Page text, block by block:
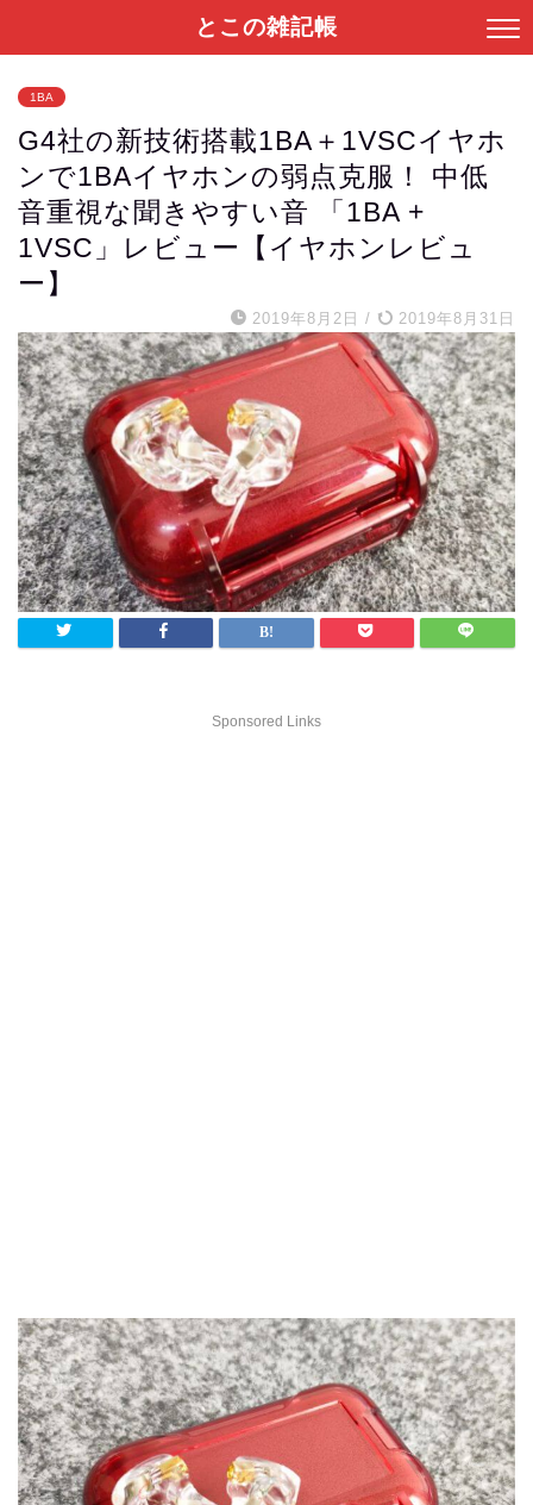
とこの雑記帳
1BA
G4社の新技術搭載1BA＋1VSCイヤホ
ンで1BAイヤホンの弱点克服！ 中低
音重視な聞きやすい音 「1BA +
1VSC」レビュー【イヤホンレビュ
ー】
2019年8月2日 / 2019年8月31日
Sponsored Links